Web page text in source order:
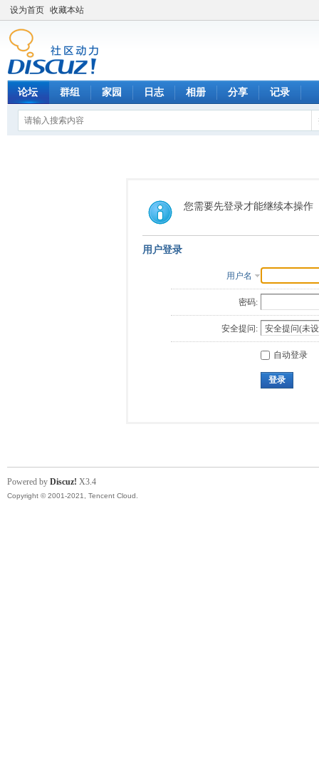
设为首页 收藏本站
论坛 群组 家园 日志 相册 分享 记录
您需要先登录才能继续本操作
用户登录
用户名
密码:
安全提问:
自动登录
登录
Powered by Discuz! X3.4
Copyright © 2001-2021, Tencent Cloud.